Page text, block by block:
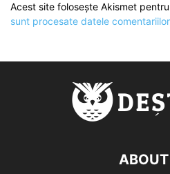
Acest site folosește Akismet
sunt procesate datele